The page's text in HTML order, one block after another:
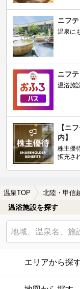
ニフ
温泉に
ニフ
温浴施
【ニ
内】
株主優
拡充さ
温泉TOP 北陸・甲信
温浴施設を探す
エリアから探